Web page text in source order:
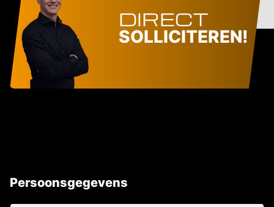
DIRECT
SOLLICITEREN!
Persoonsgegevens